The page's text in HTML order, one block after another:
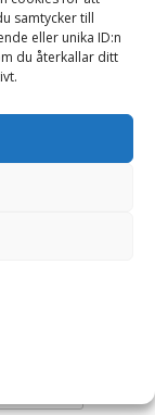
samtycker till
eller unika ID:n
du återkallar ditt
frö
Obligatoriska fält